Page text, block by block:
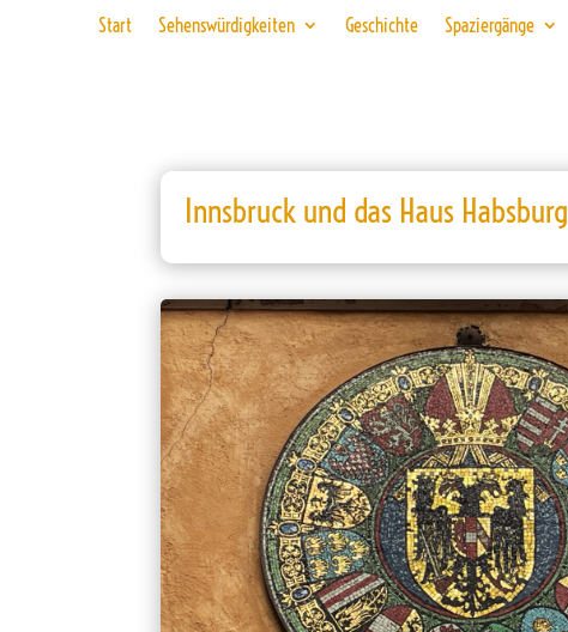
Start Sehenswürdigkeiten Geschichte Spaziergänge
Innsbruck und das Haus Habsburg